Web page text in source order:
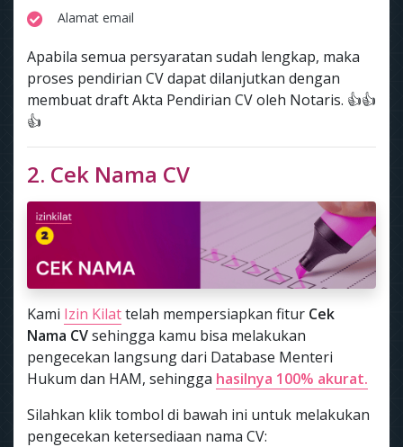
Alamat email
Apabila semua persyaratan sudah lengkap, maka
proses pendirian CV dapat dilanjutkan dengan
membuat draft Akta Pendirian CV oleh Notaris. 👍👍
👍
2. Cek Nama CV
Kami Izin Kilattelah mempersiapkan fitur Cek
Nama CVsehingga kamu bisa melakukan
pengecekan langsung dari Database Menteri
Hukum dan HAM, sehingga hasilnya 100% akurat.
Silahkan klik tombol di bawah ini untuk melakukan
pengecekan ketersediaan nama CV: